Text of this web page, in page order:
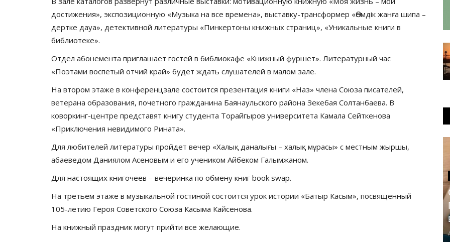
достижения», экспозиционную «Музыка на все времена», выставку-трансформер «Өсімдік жанға шипа –
дертке дауа», детективной литературы «Пинкертоны книжных страниц», «Уникальные книги в
библиотеке».
Отдел абонемента приглашает гостей в библиокафе «Книжный фуршет». Литературный час
«Поэтами воспетый отчий край» будет ждать слушателей в малом зале.
На втором этаже в конференцзале состоится презентация книги «Наз» члена Союза писателей,
ветерана образования, почетного гражданина Баянаульского района Зекебая Солтанбаева. В
коворкинг-центре представят книгу студента Торайгыров университета Камала Сейткенова
«Приключения невидимого Рината».
Для любителей литературы пройдет вечер «Халық даналығы – халық мұрасы» с местным жыршы,
абаеведом Даниялом Асеновым и его учеником Айбеком Галымжаном.
Для настоящих книгочеев – вечеринка по обмену книг book swap.
На третьем этаже в музыкальной гостиной состоится урок истории «Батыр Касым», посвященный
105-летию Героя Советского Союза Касыма Кайсенова.
На книжный праздник могут прийти все желающие.